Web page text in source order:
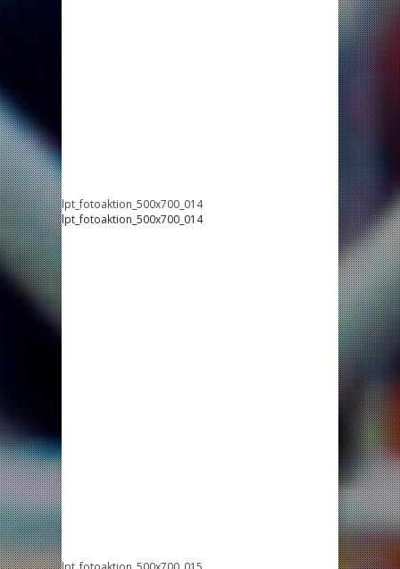
lpt_fotoaktion_500x700_014
lpt_fotoaktion_500x700_014